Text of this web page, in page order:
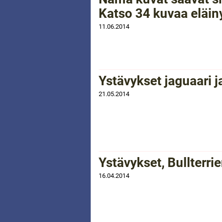
Katso 34 kuvaa
11.06.2014
Ystävykset jaguaari
21.05.2014
Ystävykset,
16.04.2014